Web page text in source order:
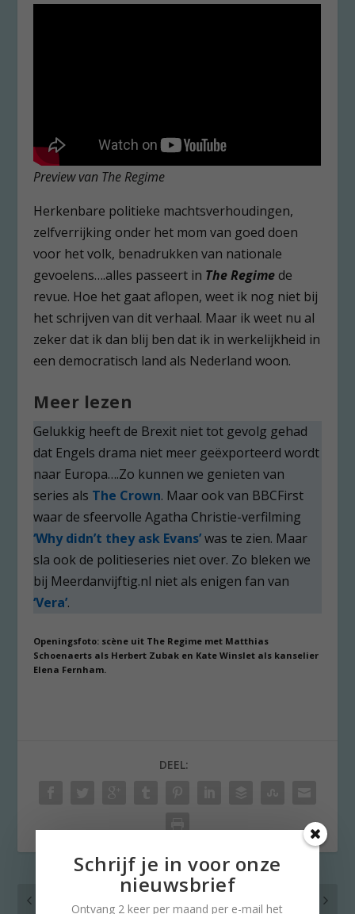
Preview van The Regime
Herkenbare politieke machtsverhoudingen,
zelfverrijking onder het mom van goed doen
voor het volk, benadrukken van nationale
gevoelens….alles passeert in The Regime de
revue. Hoe het gaat aflopen, weet ik nog niet bij
het schrijven van dit verhaal. Maar ik weet nu al
zeker dat ik dan blij ben dat ik in werkelijkheid in
een democratisch land als Nederland woon.
Meer lezen
Gelukkig heeft de Brexit niet tot gevolg gehad
dat Engels drama niet meer geëxporteerd wordt
naar Europa….Zo kunnen we genieten van
series als The Crown. Maar ook van BBCFirst
waar de sfeervolle Agatha Christie-verfilming
‘Why didn’t they ask Evans’was te zien. Maar
sla ook de politieseries niet over. Zo bleken we
bij Meerdanvijftig.nl niet als enigen fan van
‘Vera’.
Openingsfoto: scène uit The Regime met Matthias
Schoenaerts als Herbert Zubak en Kate Winslet als kanselier
Elena Fernham.
DEEL:
VOLGENDE
Schrijf je in voor onze
nieuwsbrief
Ontvang 2 keer per maand per e-mail het